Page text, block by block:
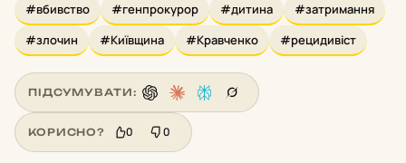
#вбивство #генпрокурор #дитина
#затримання
#злочин
#Київщина #Кравченко #рецидивіст
ПІДСУМУВАТИ:
КОРИСНО? 0 0